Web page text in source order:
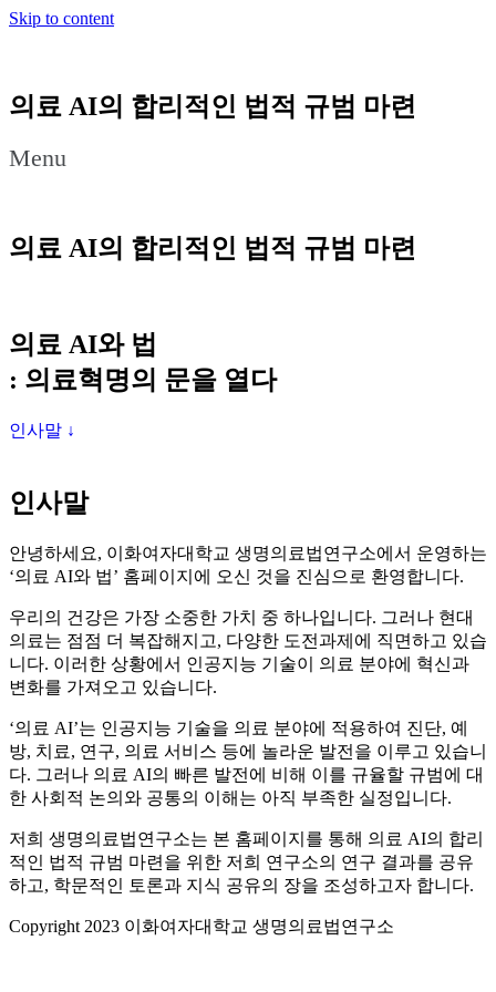
Skip to content
의료 AI의 합리적인 법적 규범 마련
Menu
의료 AI의 합리적인 법적 규범 마련
의료 AI와 법
: 의료혁명의 문을 열다
인사말 ↓
인사말
안녕하세요, 이화여자대학교 생명의료법연구소에서 운영하는
‘의료 AI와 법’ 홈페이지에 오신 것을 진심으로 환영합니다.
우리의 건강은 가장 소중한 가치 중 하나입니다. 그러나 현대
의료는 점점 더 복잡해지고, 다양한 도전과제에 직면하고 있습
니다. 이러한 상황에서 인공지능 기술이 의료 분야에 혁신과
변화를 가져오고 있습니다.
‘의료 AI’는 인공지능 기술을 의료 분야에 적용하여 진단, 예
방, 치료, 연구, 의료 서비스 등에 놀라운 발전을 이루고 있습니
다. 그러나 의료 AI의 빠른 발전에 비해 이를 규율할 규범에 대
한 사회적 논의와 공통의 이해는 아직 부족한 실정입니다.
저희 생명의료법연구소는 본 홈페이지를 통해 의료 AI의 합리
적인 법적 규범 마련을 위한 저희 연구소의 연구 결과를 공유
하고, 학문적인 토론과 지식 공유의 장을 조성하고자 합니다.
Copyright 2023 이화여자대학교 생명의료법연구소